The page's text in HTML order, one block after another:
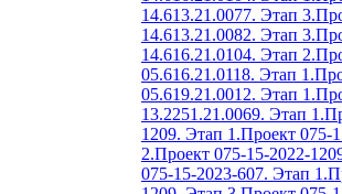
14.613.21.0077. Этап 3.
14.613.21.0082. Этап 3.
14.616.21.0104. Этап 2.
05.616.21.0118. Этап 1.
05.619.21.0012. Этап 1.
13.2251.21.0069. Этап 1.
1209. Этап 1.Проект 075-
2.Проект 075-15-2022-
075-15-2023-607. Этап 1.